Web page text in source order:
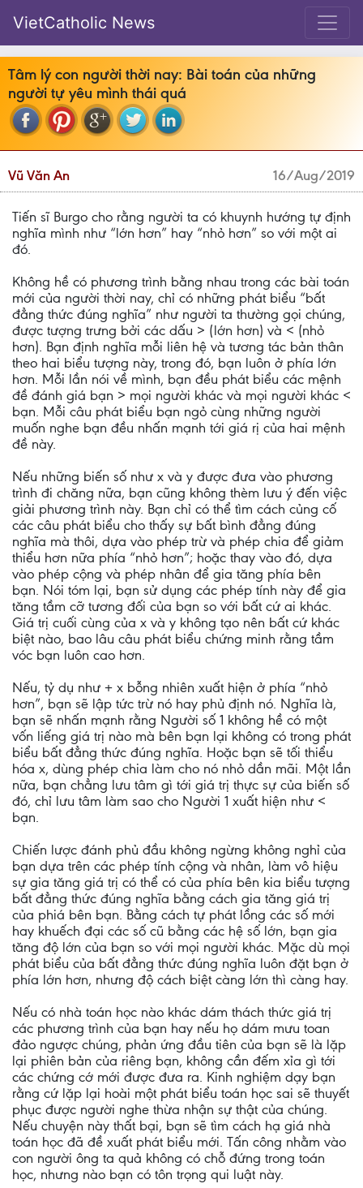
VietCatholic News
Tâm lý con người thời nay: Bài toán của những
người tự yêu mình thái quá
Vũ Văn An 16/Aug/2019
Tiến sĩ Burgo cho rằng người ta có khuynh hướng tự định
nghĩa mình như “lớn hơn” hay “nhỏ hơn” so với một ai
đó.
Không hề có phương trình bằng nhau trong các bài toán
mới của người thời nay, chỉ có những phát biểu “bất
đẳng thức đúng nghĩa” như người ta thường gọi chúng,
được tượng trưng bởi các dấu > (lớn hơn) và < (nhỏ
hơn). Bạn định nghĩa mỗi liên hệ và tương tác bản thân
theo hai biểu tượng này, trong đó, bạn luôn ở phía lớn
hơn. Mỗi lần nói về mình, bạn đều phát biểu các mệnh
đề đánh giá bạn > mọi người khác và mọi người khác <
bạn. Mỗi câu phát biểu bạn ngỏ cùng những người
muốn nghe bạn đều nhấn mạnh tới giá rị của hai mệnh
đề này.
Nếu những biến số như x và y được đưa vào phương
trình đi chăng nữa, bạn cũng không thèm lưu ý đến việc
giải phương trình này. Bạn chỉ có thể tìm cách củng cố
các câu phát biểu cho thấy sự bất bình đẳng đúng
nghĩa mà thôi, dựa vào phép trừ và phép chia để giảm
thiểu hơn nữa phía “nhỏ hơn”; hoặc thay vào đó, dựa
vào phép cộng và phép nhân để gia tăng phía bên
bạn. Nói tóm lại, bạn sử dụng các phép tính này để gia
tăng tầm cỡ tương đối của bạn so với bất cứ ai khác.
Giá trị cuối cùng của x và y không tạo nên bất cứ khác
biệt nào, bao lâu câu phát biểu chứng minh rằng tầm
vóc bạn luôn cao hơn.
Nếu, tỷ dụ như + x bỗng nhiên xuất hiện ở phía “nhỏ
hơn”, bạn sẽ lập tức trừ nó hay phủ định nó. Nghĩa là,
bạn sẽ nhấn mạnh rằng Người số 1 không hề có một
vốn liếng giá trị nào mà bên bạn lại không có trong phát
biểu bất đẳng thức đúng nghĩa. Hoặc bạn sẽ tối thiểu
hóa x, dùng phép chia làm cho nó nhỏ dần mãi. Một lần
nữa, bạn chẳng lưu tâm gì tới giá trị thực sự của biến số
đó, chỉ lưu tâm làm sao cho Người 1 xuất hiện như <
bạn.
Chiến lược đánh phủ đầu không ngừng không nghỉ của
bạn dựa trên các phép tính cộng và nhân, làm vô hiệu
sự gia tăng giá trị có thể có của phía bên kia biểu tượng
bất đẳng thức đúng nghĩa bằng cách gia tăng giá trị
của phiá bên bạn. Bằng cách tự phát lồng các số mới
hay khuếch đại các số cũ bằng các hệ số lớn, bạn gia
tăng độ lớn của bạn so với mọi người khác. Mặc dù mọi
phát biểu của bất đẳng thức đúng nghĩa luôn đặt bạn ở
phía lớn hơn, nhưng độ cách biệt càng lớn thì càng hay.
Nếu có nhà toán học nào khác dám thách thức giá trị
các phương trình của bạn hay nếu họ dám mưu toan
đảo ngược chúng, phản ứng đầu tiên của bạn sẽ là lặp
lại phiên bản của riêng bạn, không cần đếm xỉa gì tới
các chứng cớ mới được đưa ra. Kinh nghiệm dạy bạn
rằng cứ lặp lại hoài một phát biểu toán học sai sẽ thuyết
phục được người nghe thừa nhận sự thật của chúng.
Nếu chuyện này thất bại, bạn sẽ tìm cách hạ giá nhà
toán học đã đề xuất phát biểu mới. Tấn công nhằm vào
con người ông ta quả không có chỗ đứng trong toán
học, nhưng nào bạn có tôn trọng qui luật này.